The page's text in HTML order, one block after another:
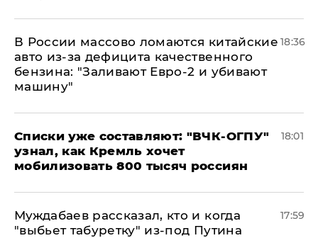
В России массово ломаются китайские
авто из-за дефицита качественного
бензина: "Заливают Евро-2 и убивают
машину"
18:36
Списки уже составляют: "ВЧК-ОГПУ"
узнал, как Кремль хочет
мобилизовать 800 тысяч россиян
18:01
Муждабаев рассказал, кто и когда
"выбьет табуретку" из-под Путина
17:59